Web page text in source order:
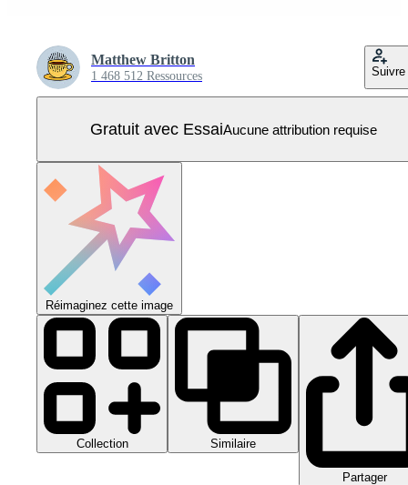
Matthew Britton
1 468 512 Ressources Suivre
Gratuit avec EssaiAucune attribution requise
Réimaginez cette image
Collection Similaire
Partager